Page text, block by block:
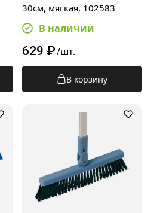
30см, мягкая, 102583
В наличии
629 ₽/шт.
В корзину